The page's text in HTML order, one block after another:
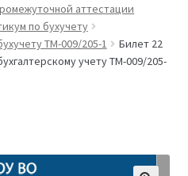
аттестации
по бухучету
ТМ-009/205-1
Билет 22
учету ТМ-009/205-